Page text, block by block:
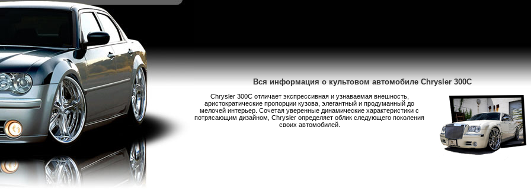
Вся информация о культовом автомобиле Chrysler 300C
Chrysler 300С отличает экспрессивная и узнаваемая внешность,
аристократические пропорции кузова, элегантный и продуманный до
мелочей интерьер. Сочетая уверенные динамические характеристики с
потрясающим дизайном, Chrysler определяет облик следующего поколения
своих автомобилей.